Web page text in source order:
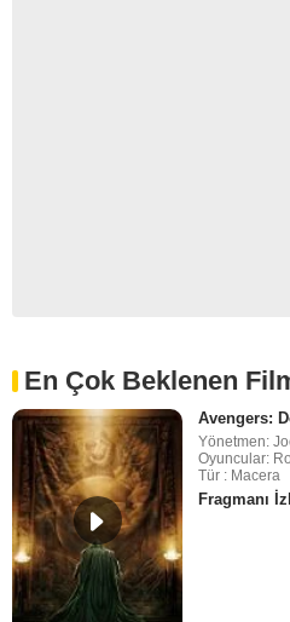
En Çok Beklenen
Avengers:
Yönetmen:
Oyuncular:
Tür : Macera
Fragmanı